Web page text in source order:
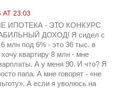
AT 23:03
ИПОТЕКА - ЭТО КОНКУРС
ДОХОД! Я сидел с
млн под 6% - это 36 тыс. в
квартиру 8 млн - мне
А у меня 90. И что? Я
папа. А мне говорят - «не
А если я уволюсь на